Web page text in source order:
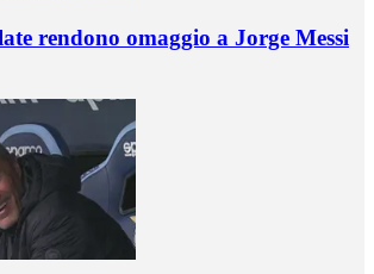
rendono omaggio a Jorge Messi